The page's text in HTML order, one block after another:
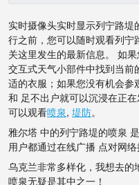
实时摄像头实时显示列宁路
行之前，您可以随时观看列
关这里发生的最新信息。 如
交互式天气小部件中找到当
适的衣服；如果您没有机会
和 足不出户就可以沉浸在正
可以观看喷泉, 堤防。
雅尔塔 中的列宁路堤的喷泉
用户都通过在线广播 点对网络
乌克兰非常多样化，我想去
喷泉无疑是其中之一！